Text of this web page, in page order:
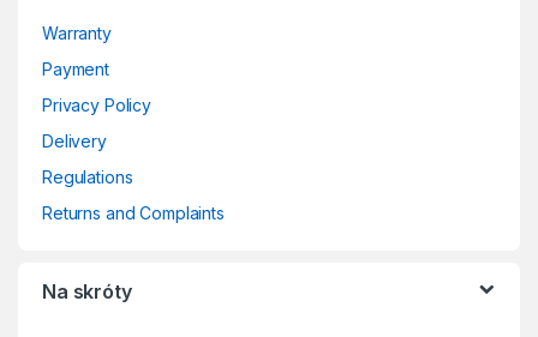
Warranty
Payment
Privacy Policy
Delivery
Regulations
Returns and Complaints
Na skróty